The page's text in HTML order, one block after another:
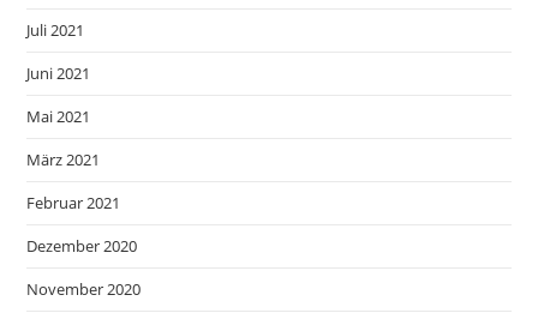
Juli 2021
Juni 2021
Mai 2021
März 2021
Februar 2021
Dezember 2020
November 2020